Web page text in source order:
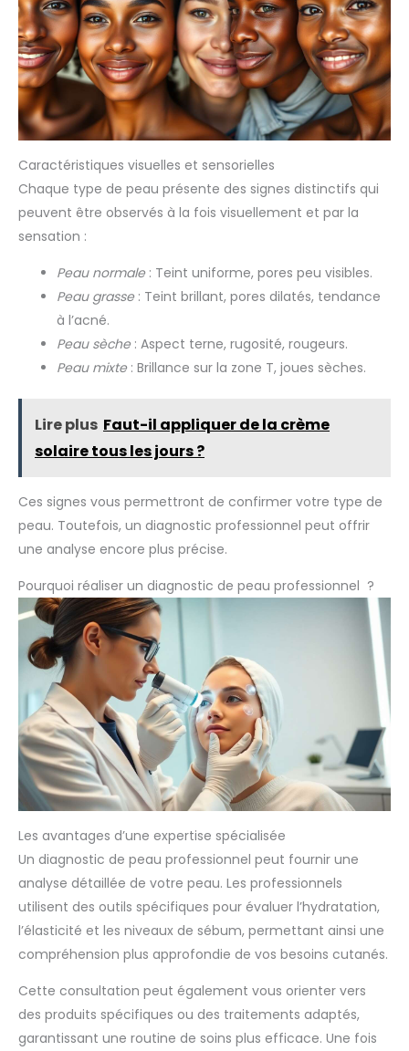
Caractéristiques visuelles et sensorielles
Chaque type de peau présente des signes distinctifs qui
peuvent être observés à la fois visuellement et par la
sensation :
Peau normale: Teint uniforme, pores peu visibles.
Peau grasse: Teint brillant, pores dilatés, tendance
à l’acné.
Peau sèche: Aspect terne, rugosité, rougeurs.
Peau mixte: Brillance sur la zone T, joues sèches.
Lire plus Faut-il appliquer de la crème
solaire tous les jours ?
Ces signes vous permettront de confirmer votre type de
peau. Toutefois, un diagnostic professionnel peut offrir
une analyse encore plus précise.
Pourquoi réaliser un diagnostic de peau professionnel ?
Les avantages d’une expertise spécialisée
Un diagnostic de peau professionnel peut fournir une
analyse détaillée de votre peau. Les professionnels
utilisent des outils spécifiques pour évaluer l’hydratation,
l’élasticité et les niveaux de sébum, permettant ainsi une
compréhension plus approfondie de vos besoins cutanés.
Cette consultation peut également vous orienter vers
des produits spécifiques ou des traitements adaptés,
garantissant une routine de soins plus efficace. Une fois